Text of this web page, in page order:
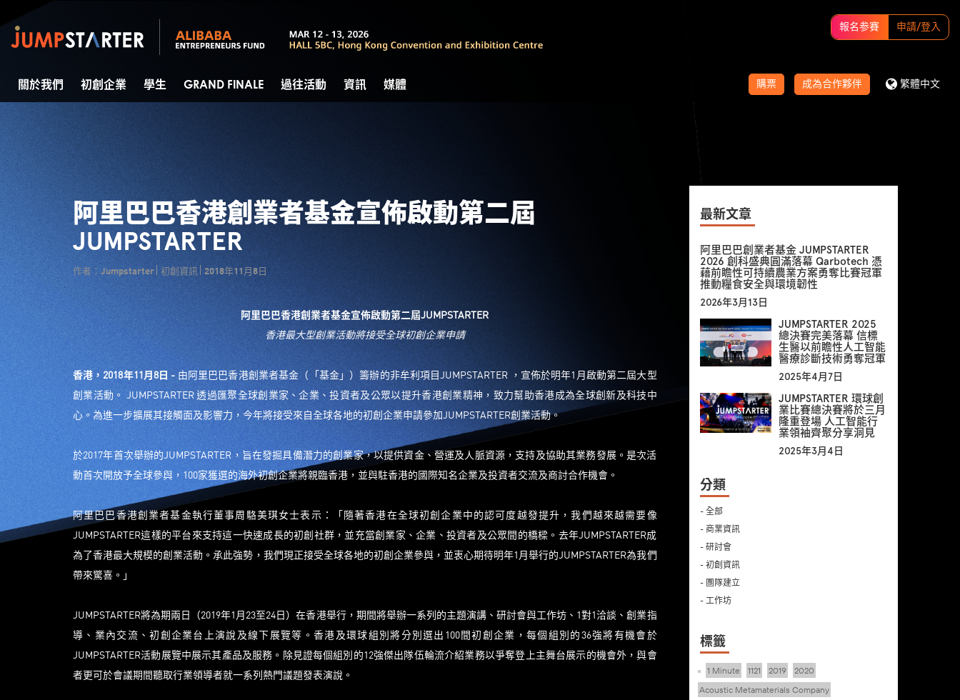
報名参賽 申請/登入
購票 成為合作夥伴 繁體中文
關於我們 初創企業 學生 GRAND FINALE 過往活動 資訊 媒體
阿里巴巴香港創業者基金宣佈啟動第二屆
JUMPSTARTER
作者：Jumpstarter 初創資訊 2018年11月8日
阿里巴巴香港創業者基金宣佈啟動第二屆JUMPSTARTER
香港最大型創業活動將接受全球初創企業申請
香港 ，2018年11月8日-由阿里巴巴香港創業者基金（「基金」）籌辦的非牟利項目JUMPSTARTER ，宣佈於明年1月啟動第二屆大型
創業活動。 JUMPSTARTER 透過匯聚全球創業家、企業、投資者及公眾以提升香港創業精神，致力幫助香港成為全球創新及科技中
心。為進一步擴展其接觸面及影響力，今年將接受來自全球各地的初創企業申請參加JUMPSTARTER創業活動。
於2017年首次舉辦的JUMPSTARTER，旨在發掘具備潛力的創業家，以提供資金、營運及人脈資源，支持及協助其業務發展。是次活
動首次開放予全球參與，100家獲選的海外初創企業將親臨香港，並與駐香港的國際知名企業及投資者交流及商討合作機會。
阿里巴巴香港創業者基金執行董事周駱美琪女士表示：「隨著香港在全球初創企業中的認可度越發提升，我們越來越需要像
JUMPSTARTER這樣的平台來支持這一快速成長的初創社群，並充當創業家、企業、投資者及公眾間的橋樑。去年JUMPSTARTER成
為了香港最大規模的創業活動。承此強勢，我們現正接受全球各地的初創企業參與，並衷心期待明年1月舉行的JUMPSTARTER為我們
帶來驚喜。」
JUMPSTARTER將為期兩日（2019年1月23至24日）在香港舉行，期間將舉辦一系列的主題演講、研討會與工作坊、1對1洽談、創業指
導、業內交流、初創企業台上演說及線下展覽等。香港及環球組別將分別選出100間初創企業，每個組別的36強將有機會於
JUMPSTARTER活動展覽中展示其產品及服務。除見證每個組別的12強傑出隊伍輪流介紹業務以爭奪登上主舞台展示的機會外，與會
者更可於會議期間聽取行業領導者就一系列熱門議題發表演說。
最新文章
阿里巴巴創業者基金 JUMPSTARTER
2026 創科盛典圓滿落幕 Qarbotech 憑
藉前瞻性可持續農業方案勇奪比賽冠軍
推動糧食安全與環境韌性
2026年3月13日
JUMPSTARTER 2025
總決賽完美落幕 信標
生醫以前瞻性人工智能
醫療診斷技術勇奪冠軍
2025年4月7日
JUMPSTARTER 環球創
業比賽總決賽將於三月
隆重登場 人工智能行
業領袖齊聚分享洞見
2025年3月4日
分類
- 全部
- 商業資訊
- 研討會
- 初創資訊
- 團隊建立
- 工作坊
標籤
1 Minute 1121 2019
2020
Acoustic Metamaterials Company